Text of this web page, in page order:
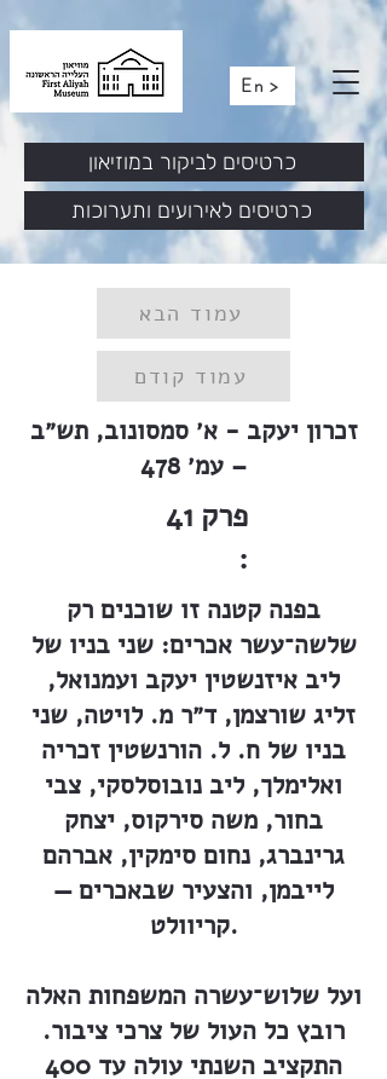
En >
כרטיסים לאירועים ותערוכות
כרטיסים לביקור במוזיאון
עמוד הבא
עמוד קודם
זכרון יעקב - א׳ סמסונוב, תש״ב
– עמ׳ 478
41 פרק
:
בפנה קטנה זו שוכנים רק
שלשה־עשר אכרים: שני בניו של
ליב איזנשטין יעקב ועמנואל,
זליג שורצמן, ד״ר מ. לויטה, שני
בניו של ח. ל. הורנשטין זכריה
ואלימלך, ליב נובוסלסקי, צבי
בחור, משה סירקוס, יצחק
גרינברג, נחום סימקין, אברהם
לייבמן, והצעיר שבאכרים —
קריוולט.
ועל שלוש־עשרה המשפחות האלה
רובץ כל העול של צרכי ציבור.
התקציב השנתי עולה עד 400